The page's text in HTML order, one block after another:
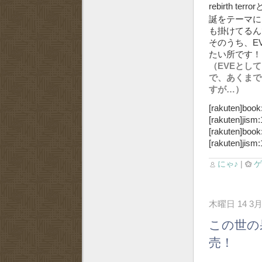
rebirth terror
誕をテーマ
も掛けてる
そのうち、
たい所で
（EVEとし
で、あくま
すが…）
にゃ♪ |
木曜日 14 3
この世
売！